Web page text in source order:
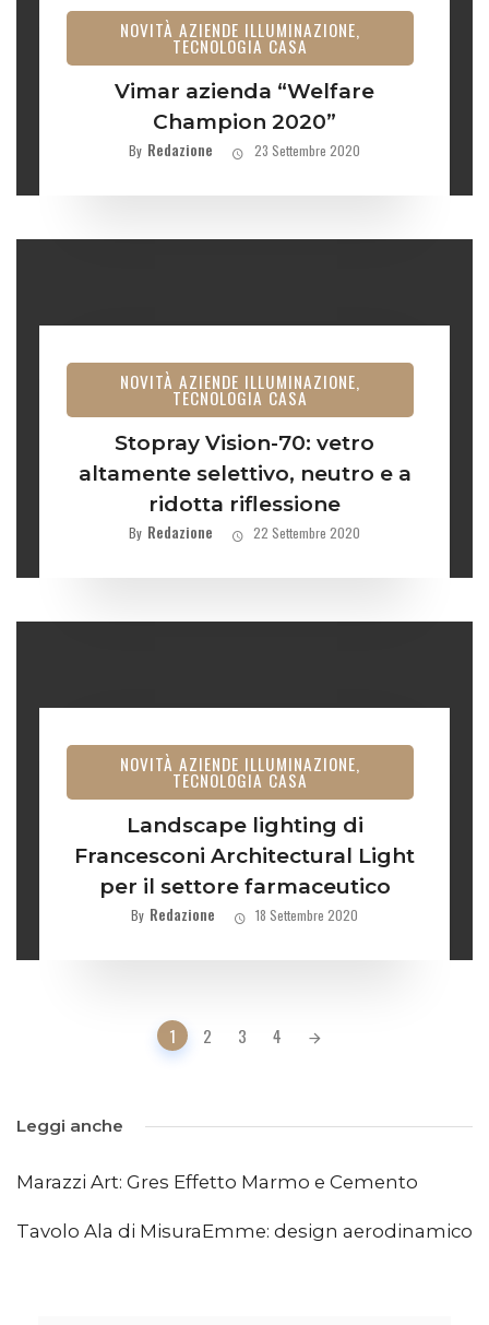
NOVITÀ AZIENDE ILLUMINAZIONE,
TECNOLOGIA CASA
Vimar azienda “Welfare
Champion 2020”
By Redazione 23 Settembre 2020
NOVITÀ AZIENDE ILLUMINAZIONE,
TECNOLOGIA CASA
Stopray Vision-70: vetro
altamente selettivo, neutro e a
ridotta riflessione
By Redazione 22 Settembre 2020
NOVITÀ AZIENDE ILLUMINAZIONE,
TECNOLOGIA CASA
Landscape lighting di
Francesconi Architectural Light
per il settore farmaceutico
By Redazione 18 Settembre 2020
1 2 3 4
Leggi anche
Marazzi Art: Gres Effetto Marmo e Cemento
Tavolo Ala di MisuraEmme: design aerodinamico